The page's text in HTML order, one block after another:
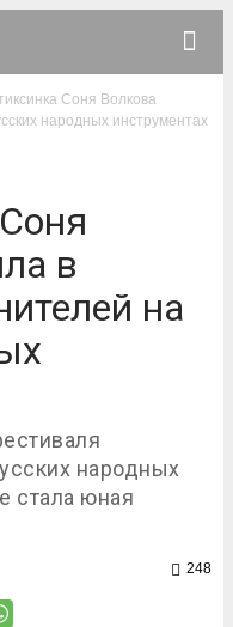
Соня Волкова
народных инструментах
в
на
народных
стала юная
248